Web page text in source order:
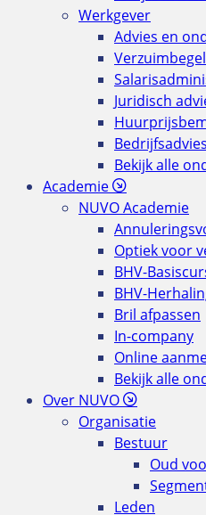
Werkgever
Advies en
Juridisch
Bedrijfsadvies
Bekijk alle
Academie
NUVO Academie
Optiek voor
BHV-
BHV-
Bril afpassen
In-company
Online
Bekijk alle
Over NUVO
Organisatie
Bestuur
Oud
Leden